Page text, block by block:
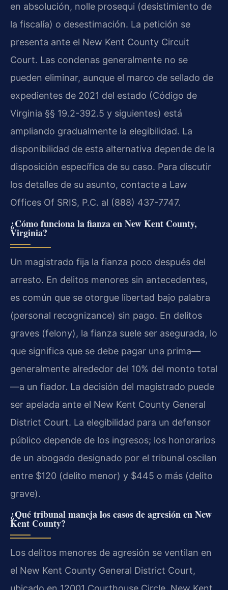
en absolución, nolle prosequi (desistimiento de
la fiscalía) o desestimación. La petición se
presenta ante el New Kent County Circuit
Court. Las condenas generalmente no se
pueden eliminar, aunque el marco de sellado de
expedientes de 2021 del estado (Código de
Virginia §§ 19.2-392.5 y siguientes) está
ampliando gradualmente la elegibilidad. La
disponibilidad de esta alternativa depende de la
disposición específica de su caso. Para discutir
los detalles de su asunto, contacte a Law
Offices Of SRIS, P.C. al (888) 437-7747.
¿Cómo funciona la fianza en New Kent County,
Virginia?
Un magistrado fija la fianza poco después del
arresto. En delitos menores sin antecedentes,
es común que se otorgue libertad bajo palabra
(personal recognizance) sin pago. En delitos
graves (felony), la fianza suele ser asegurada, lo
que significa que se debe pagar una prima—
generalmente alrededor del 10% del monto total
—a un fiador. La decisión del magistrado puede
ser apelada ante el New Kent County General
District Court. La elegibilidad para un defensor
público depende de los ingresos; los honorarios
de un abogado designado por el tribunal oscilan
entre $120 (delito menor) y $445 o más (delito
grave).
¿Qué tribunal maneja los casos de agresión en New
Kent County?
Los delitos menores de agresión se ventilan en
el New Kent County General District Court,